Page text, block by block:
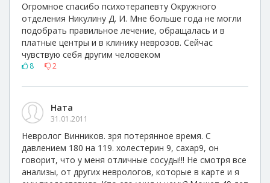
Огромное спасибо психотерапевту Окружного
отделения Никулину Д. И. Мне больше года не могли
подобрать правильное лечение, обращалась и в
платные центры и в клинику неврозов. Сейчас
чувствую себя другим человеком
8 2
Ната
31.01.2011
Невролог Винников. зря потерянное время. С
давлением 180 на 119. холестерин 9, сахар9, он
говорит, что у меня отличные сосуды!!! Не смотря все
анализы, от других неврологов, которые в карте и я